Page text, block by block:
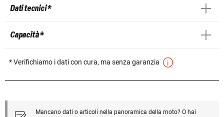
Dati tecnici *
Capacità *
* Verifichiamo i dati con cura, ma senza garanzia
Mancano dati o articoli nella panoramica della moto? O hai